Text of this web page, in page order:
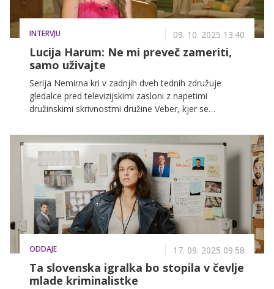
INTERVJU 09. 10. 2025 13.40
Lucija Harum: Ne mi preveč zameriti,
samo uživajte
Serija Nemirna kri v zadnjih dveh tednih združuje
gledalce pred televizijskimi zasloni z napetimi
družinskimi skrivnostmi družine Veber, kjer se
hči Petra in Olge, Diana Veber, se po letih bivanja v
Dubaju vrne na družinsko posestvo, njen prihod pa
ponovno obudi stare odnose in skrite napetosti. Z
Lucijo Harum smo se pogovarjali o vlogi razvajene
Diane, njenem značaju in izkušnji snemanja
priljubljene serije.
ODDAJE 17. 09. 2025 09.58
Ta slovenska igralka bo stopila v čevlje
mlade kriminalistke